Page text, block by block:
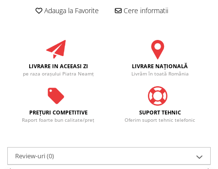
Adauga la Favorite Cere informatii
LIVRARE IN ACEEASI ZI
pe raza oraşului Piatra Neamţ
LIVRARE NAŢIONALĂ
Livrăm în toată România
PREŢURI COMPETITIVE
Raport foarte bun calitate/preţ
SUPORT TEHNIC
Oferim suport tehnic telefonic
Review-uri(0)